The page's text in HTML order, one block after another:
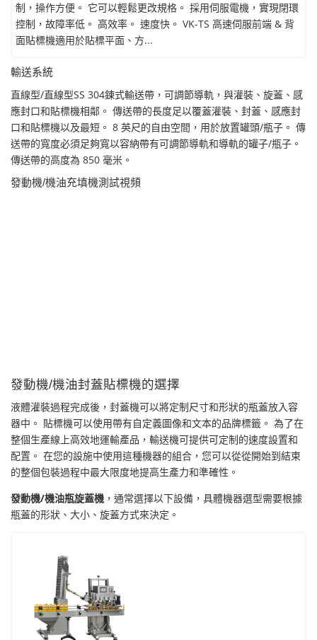
制，操作方便。 它可以輕鬆更改規格。 採用伺服電機，實現閉環
控制，故障率低。 高效率。 速度快。 VK-TS 高速伺服前端 & 背
面貼標機適用於貼標平面、方...
輸送系統
直線型/直線型SS 304鍊式輸送帶，可調節導軌，與灌裝、旋蓋、感
應封口和貼標機相鄰。 傳送帶的長度足以覆蓋灌裝、封蓋、感應封
口和貼標機以及最短。 8 英尺的自由空間，用於放置罐頭/瓶子。 傳
送帶的寬度必須足夠寬以容納帶有可調節導軌和導軌的罐子/瓶子。
傳送帶的高度為 850 毫米。
發動機/機油充填機測試視頻
發動機/機油封蓋貼標機的選擇
液體灌裝過程完成後，封蓋機可以將定制尺寸和形狀的瓶蓋放入容
器中。 貼標機可以使用帶有自定義圖像和文本的品牌標籤。 為了在
整個生產線上高效地運輸產品，輸送機可提供可定制的速度設置和
配置。 在您的設施中使用這種機器的組合，您可以從從開始到結束
的整個包裝過程中最大限度地提高生產力和準確性。
發動機/機油瓶旋蓋機 ，通常選擇以下設備，具體機器選型需要根據
瓶蓋的形狀、大小、旋蓋方式來決定。